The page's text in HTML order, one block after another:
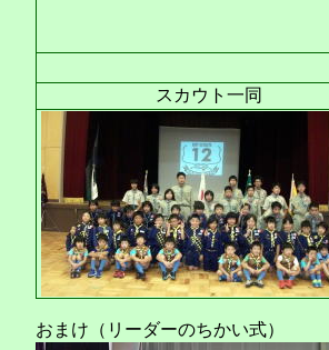
スカウト一同
おまけ（リーダーのちかい式）